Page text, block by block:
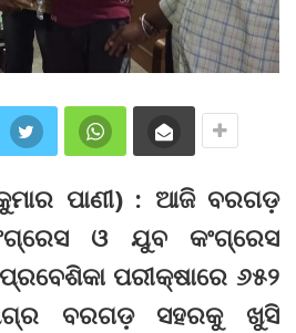
ପାଣୀ) : ଆଜି ବରଗଡ଼
ଓ ଯୁବ କଂଗ୍ରେସ
ପରୀକ୍ଷାରେ ୬୫୨
ବରଗଡ଼ ସହରକୁ ଖୁସି